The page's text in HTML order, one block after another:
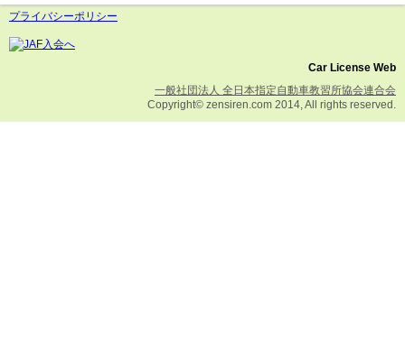
プライバシーポリシー
Car License Web
一般社団法人 全日本指定自動車教習所協会連合会
Copyright© zensiren.com 2014, All rights reserved.